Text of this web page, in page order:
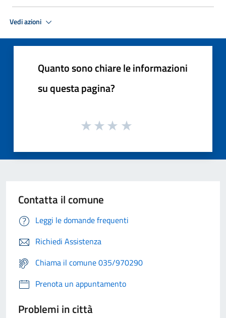
Vedi azioni
Quanto sono chiare le informazioni
su questa pagina?
Contatta il comune
Leggi le domande frequenti
Richiedi Assistenza
Chiama il comune 035/970290
Prenota un appuntamento
Problemi in città